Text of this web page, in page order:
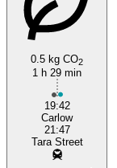
0.5 kg CO2
1 h 29 min
19:42
Carlow
21:47
Tara Street